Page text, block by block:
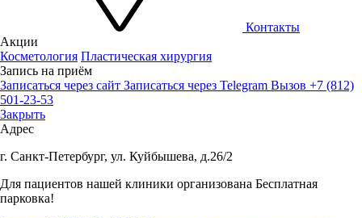
Контакты
Акции
Косметология Пластическая хирургия
Запись на приём
Записаться через сайт Записаться через Telegram Вызов +7 (812)
501-23-53
Закрыть
Адрес
г. Санкт-Петербург, ул. Куйбышева, д.26/2
Для пациентов нашей клиники организована Бесплатная
парковка!